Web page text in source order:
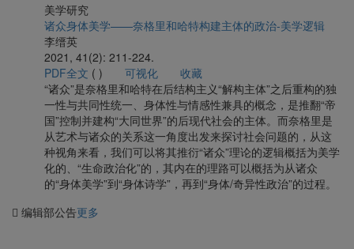
美学研究
诸众身体美学——奈格里和哈特构建主体的政治-美学逻辑
李缙英
2021, 41(2): 211-224.
PDF全文 ( ) 可视化
收藏
“诸众”是奈格里和哈特在后结构主义“解构主体”之后重构的独
一性与共同性统一、身体性与情感性兼具的概念，是推翻“帝
国”控制并建构“大同世界”的后现代社会的主体。而奈格里是
从艺术与诸众的关系这一角度出发来探讨社会问题的，从这
种视角来看，我们可以将其推衍“诸众”理论的逻辑概括为美学
化的、“生命政治化”的，其内在的理路可以概括为从诸众
的“身体美学”到“身体诗学”，再到“身体/奇异性政治”的过程。
编辑部公告更多